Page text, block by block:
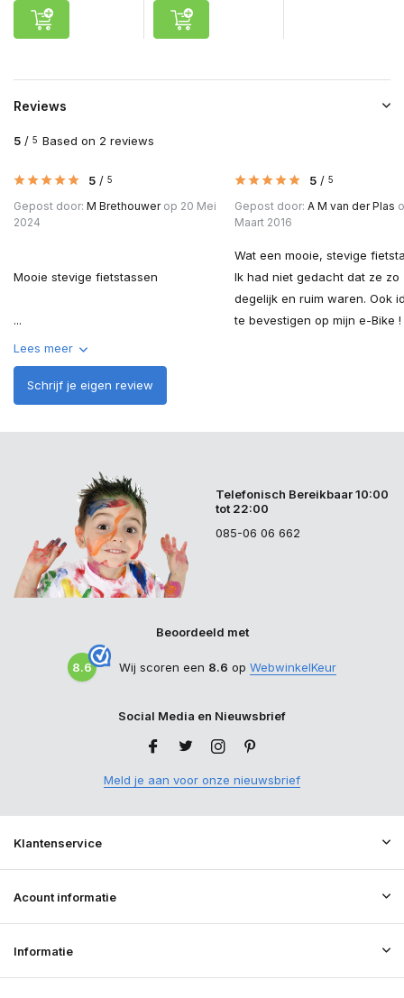
Reviews
5 / 5 Based on 2 reviews
5 / 5
Gepost door: M Brethouwerop 20 Mei
2024
Mooie stevige fietstassen
...
Lees meer
5 / 5
Gepost door: A M van der Plas
Maart 2016
Wat een mooie, stevige
Ik had niet gedacht dat ze zo
degelijk en ruim waren. Ook
te bevestigen op mijn e-Bike !
Schrijf je eigen review
Telefonisch Bereikbaar 10:00
tot 22:00
085-06 06 662
Beoordeeld met
8.6 Wij scoren een 8.6 op WebwinkelKeur
Social Media en Nieuwsbrief
Meld je aan voor onze nieuwsbrief
Klantenservice
Acount informatie
Informatie